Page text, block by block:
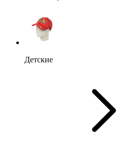
Детские